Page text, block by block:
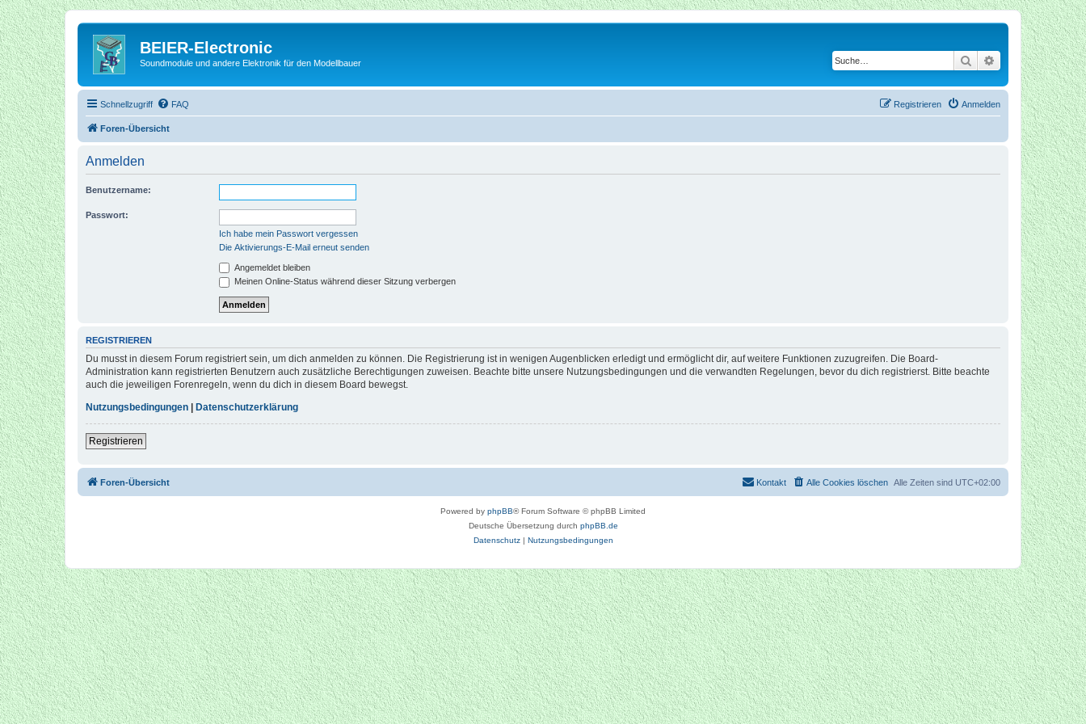
BEIER-Electronic
Soundmodule und andere Elektronik für den Modellbauer Suche Erweiterte Suche
Schnellzugriff FAQ Anmelden
Registrieren
Foren-Übersicht
Anmelden
Benutzername:
Passwort:
Ich habe mein Passwort vergessen
Die Aktivierungs-E-Mail erneut senden
Angemeldet bleiben
Meinen Online-Status während dieser Sitzung verbergen
REGISTRIEREN
Du musst in diesem Forum registriert sein, um dich anmelden zu können. Die Registrierung ist in wenigen Augenblicken erledigt und ermöglicht dir, auf weitere Funktionen zuzugreifen. Die Board-
Administration kann registrierten Benutzern auch zusätzliche Berechtigungen zuweisen. Beachte bitte unsere Nutzungsbedingungen und die verwandten Regelungen, bevor du dich registrierst. Bitte beachte
auch die jeweiligen Forenregeln, wenn du dich in diesem Board bewegst.
Nutzungsbedingungen
Datenschutzerklärung
Registrieren
Foren-Übersicht Alle Zeiten sind UTC+02:00
Alle Cookies löschen
Kontakt
Powered by phpBB® Forum Software © phpBB Limited
Deutsche Übersetzung durch phpBB.de
Datenschutz| Nutzungsbedingungen